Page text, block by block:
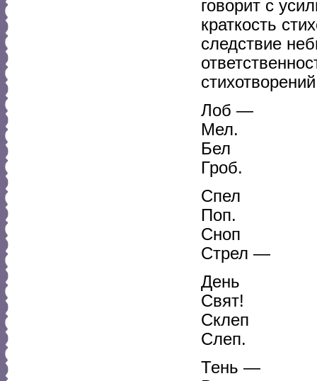
говорит с
краткость
следствие
Лоб —
Мел.
Бел
Гроб.
Спел
Поп.
Сноп
Стрел —
День
Свят!
Склеп
Слеп.
Тень —